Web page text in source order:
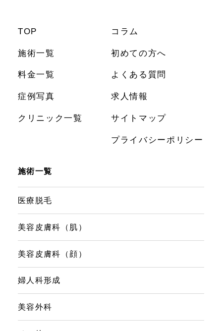
TOP
施術一覧
料金一覧
症例写真
クリニック一覧
コラム
初めての方へ
よくある質問
求人情報
サイトマップ
プライバシーポリシー
施術一覧
医療脱毛
美容皮膚科（肌）
美容皮膚科（顔）
婦人科形成
美容外科